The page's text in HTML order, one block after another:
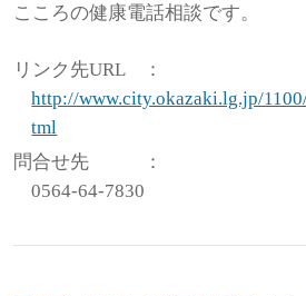
こころの健康電話相談です。
リンク先URL
：
http://www.city.okazaki.lg.jp/
tml
問合せ先
：
0564-64-7830